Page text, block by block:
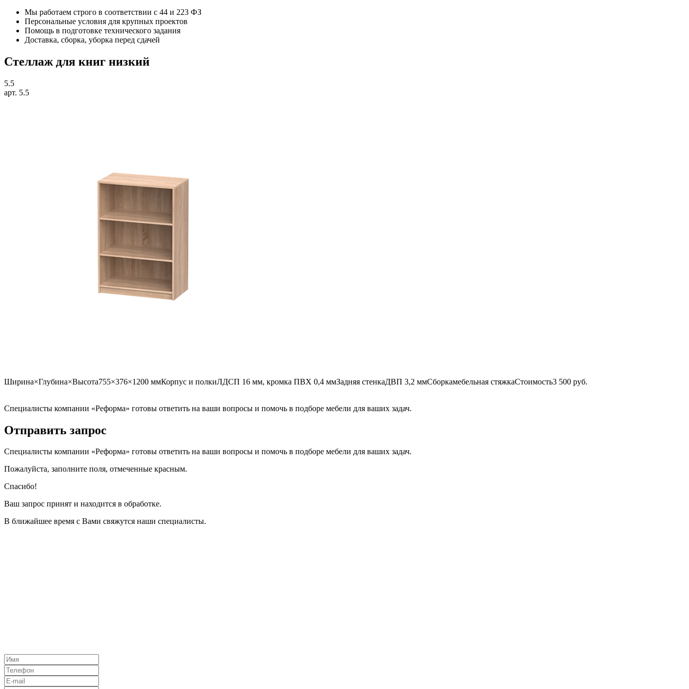
Мы работаем строго в соответствии с 44 и 223 ФЗ
Персональные условия для крупных проектов
Помощь в подготовке технического задания
Доставка, сборка, уборка перед сдачей
Стеллаж для книг низкий
5.5
арт. 5.5
Ширина×Глубина×Высота755×376×1200 ммКорпус и полкиЛДСП 16 мм, кромка ПВХ 0,4 ммЗадняя стенкаДВП 3,2 ммСборкамебельная стяжкаСтоимость3 500 руб.
Специалисты компании «Реформа» готовы ответить на ваши вопросы и помочь в подборе мебели для ваших задач.
Отправить запрос
Специалисты компании «Реформа» готовы ответить на ваши вопросы и помочь в подборе мебели для ваших задач.
Пожалуйста, заполните поля, отмеченные красным.
Спасибо!
Ваш запрос принят и находится в обработке.
В ближайшее время с Вами свяжутся наши специалисты.